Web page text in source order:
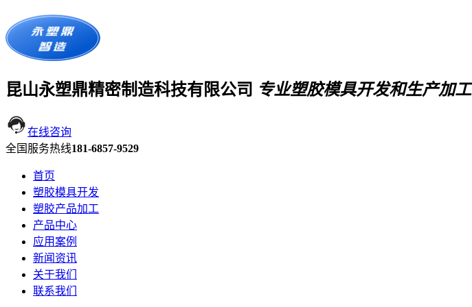
昆山永塑鼎精密制造科技有限公司 专业塑胶模具开发和生产加工
在线咨询
全国服务热线181-6857-9529
首页
塑胶模具开发
塑胶产品加工
产品中心
应用案例
新闻资讯
关于我们
联系我们